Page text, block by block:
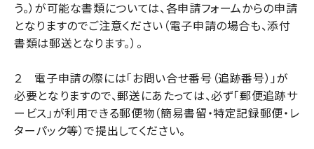
う。）が可能な書類については、各申請フォームからの申請
となりますのでご注意ください（電子申請の場合も、添付
書類は郵送となります。）。
２ 電子申請の際には「お問い合せ番号（追跡番号）」が
必要となりますので、郵送にあたっては、必ず「郵便追跡サ
ービス」が利用できる郵便物（簡易書留・特定記録郵便・レ
ターパック等）で提出してください。